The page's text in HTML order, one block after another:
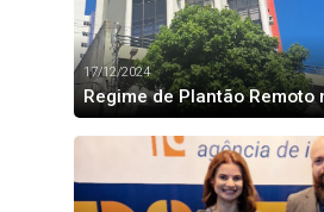
17/12/2024
Regime de Plantão Remoto